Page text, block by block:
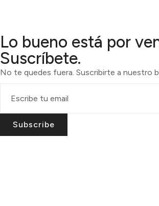
Lo bueno está por
Suscríbete.
No te quedes fuera. Suscribirte a nuestro
Subscribe